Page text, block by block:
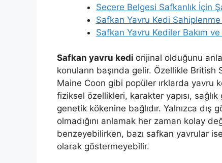
Secere Belgesi Safkanlık İçin
Safkan Yavru Kedi Sahiplenme
Safkan Yavru Kediler Bakım
Safkan yavru kedi orijinal olduğunu
konuların başında gelir. Özellikle
Maine Coon gibi popüler ırklarda yavru
fiziksel özellikleri, karakter yapısı,
genetik kökenine bağlıdır. Yalnızca
olmadığını anlamak her zaman kolay
benzeyebilirken, bazı safkan yavrular
olarak göstermeyebilir.